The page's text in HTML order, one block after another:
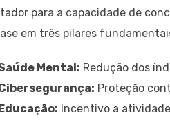
para a capacidade de
em três pilares
Mental: Redução dos
Proteção
Educação: Incentivo a